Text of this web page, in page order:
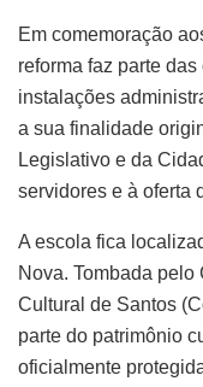
Em comemoração
reforma faz parte
instalações
a sua finalidade
Legislativo e da
servidores e à oferta
A escola fica
Nova. Tombada
Cultural de Santos
parte do patrimônio
oficialmente